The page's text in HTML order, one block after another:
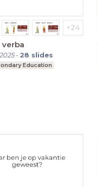
verba
- 28 slides
Education